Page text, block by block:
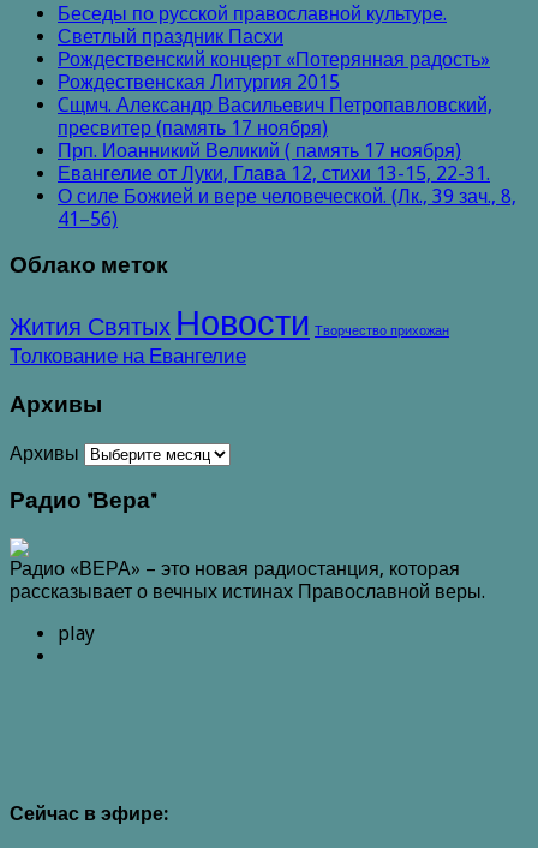
Беседы по русской православной культуре.
Светлый праздник Пасхи
Рождественский концерт «Потерянная радость»
Рождественская Литургия 2015
Cщмч. Александр Васильевич Петропавловский,
пресвитер (память 17 ноября)
Прп. Иоанникий Великий ( память 17 ноября)
Евангелие от Луки, Глава 12, стихи 13-15, 22-31.
О силе Божией и вере человеческой. (Лк., 39 зач., 8,
41–56)
Облако меток
Жития Святых Новости Творчество прихожан
Толкование на Евангелие
Архивы
Архивы
Радио "Вера"
Радио «ВЕРА» – это новая радиостанция, которая
рассказывает о вечных истинах Православной веры.
play
Сейчас в эфире: